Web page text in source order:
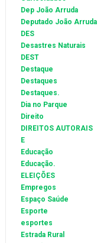
Dep João Arruda
Deputado João Arruda
DES
Desastres Naturais
DEST
Destaque
Destaques
Destaques.
Dia no Parque
Direito
DIREITOS AUTORAIS
E
Educação
Educação.
ELEIÇÕES
Empregos
Espaço Saúde
Esporte
esportes
Estrada Rural